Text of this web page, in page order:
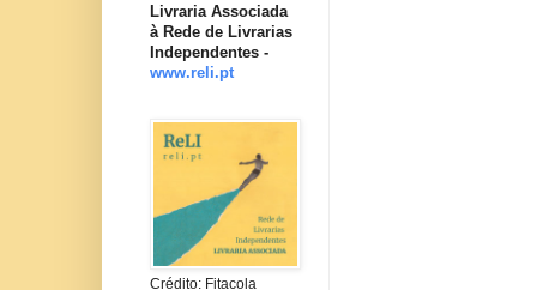
Livraria Associada
à Rede de Livrarias
Independentes -
www.reli.pt
Crédito: Fitacola